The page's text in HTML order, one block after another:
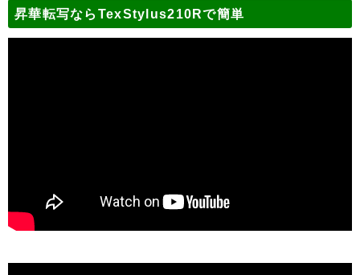
昇華転写ならTexStylus210Rで簡単